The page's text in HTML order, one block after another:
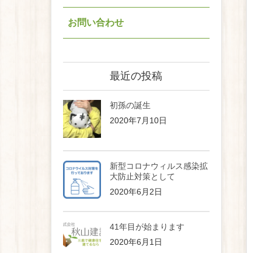
お問い合わせ
最近の投稿
初孫の誕生
2020年7月10日
新型コロナウィルス感染拡
大防止対策として
2020年6月2日
41年目が始まります
2020年6月1日